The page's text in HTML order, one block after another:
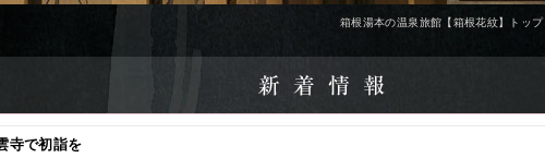
箱根湯本の温泉旅館【箱根花紋】トップ
寺で初詣を